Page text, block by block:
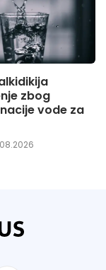
zbog
vode za